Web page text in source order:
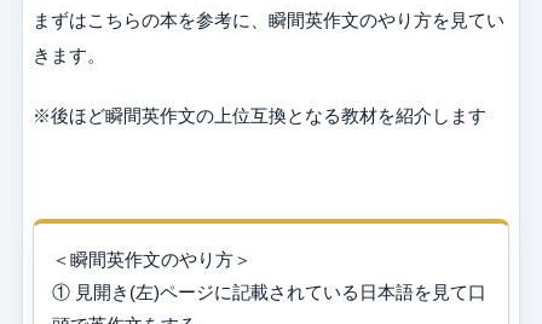
まずはこちらの本を参考に、瞬間英作文のやり方を見てい
きます。
※後ほど瞬間英作文の上位互換となる教材を紹介します
＜瞬間英作文のやり方＞
① 見開き(左)ページに記載されている日本語を見て口